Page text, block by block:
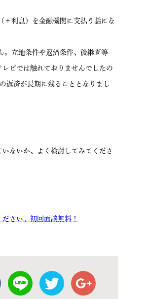
利息）を金融機関に支払う話にな
立地条件や返済条件、後継ぎ等
ビでは触れておりませんでしたの
返済が長期に残ることとなりまし
ないか、よく検討してみてくださ
さい。初回面談無料！